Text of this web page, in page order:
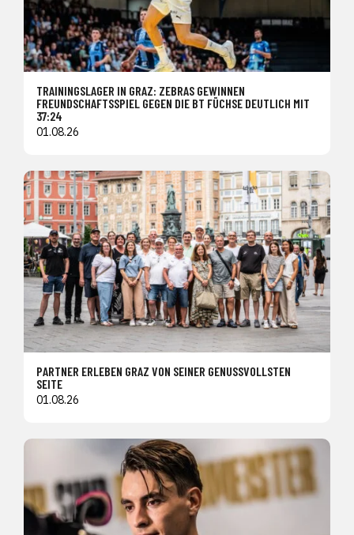
TRAININGSLAGER IN GRAZ: ZEBRAS GEWINNEN
FREUNDSCHAFTSSPIEL GEGEN DIE BT FÜCHSE DEUTLICH MIT
37:24
01.08.26
PARTNER ERLEBEN GRAZ VON SEINER GENUSSVOLLSTEN
SEITE
01.08.26